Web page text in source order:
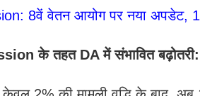
8वें वेतन आयोग पर नया अपडेट,
के तहत DA में संभावित बढ़ोतरी: